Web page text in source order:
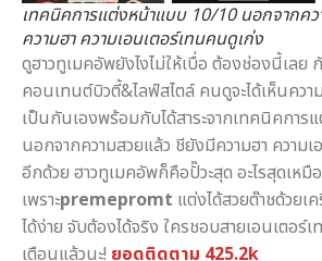
เทคนิคการแต่งหน้าแบบ 10/10 นอกจากค
ความฮา ความเอนเตอร์เทนคนดูเก่ง
ดูฮาวทูเมคอัพยังไงไม่ให้เบื่อ ต้องช่องนี้เล
คอนเทนต์บิวตี้&ไลฟ์สไตล์ คนดูจะได้เห็นควา
เป็นกันเองพร้อมกับได้สาระจากเทคนิคกา
นอกจากความสวยแล้ว ชียังมีความฮา ความ
อีกด้วย ฮาวทูเมคอัพก็คือปั๊วะสุด อะไรสุดเหมื
เพราะpremepromt แต่งได้สวยต๊าชด้วยเ
ได้ง่าย จับต้องได้จริง ใครชอบสายเอนเตอร์
เตือนแล้วนะ! ยอดติดตาม 425.2k